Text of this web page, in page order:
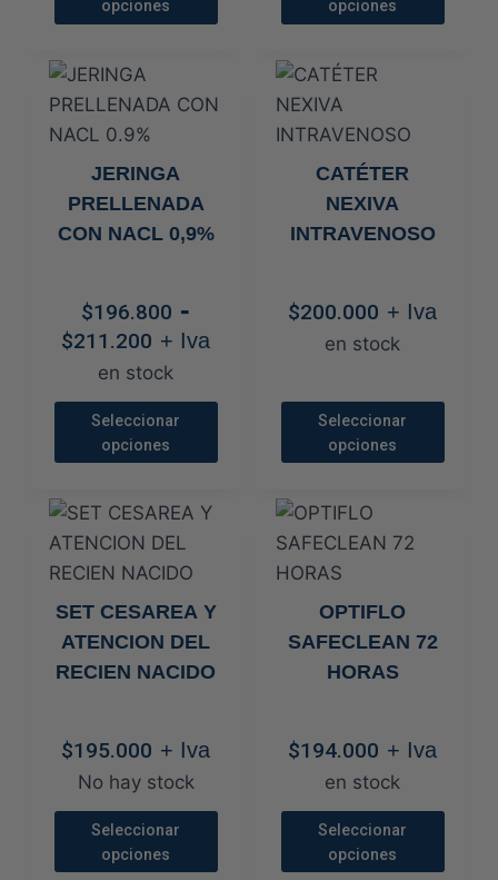
de
de
opciones
producto
tiene
múltiples
Las
opciones
se
elegir
en
la
página
de
producto
opciones
producto
múltiples
variantes.
Las
opciones
se
elegir
en
página
de
producto
JERINGA
PRELLENADA
CON NACL 0,9%
$196.800 -
$211.200 Rango
de
precios:
desde
$196.800
$211.200
+ Iva
en stock
Seleccionar
opciones
producto
tiene
múltiples
elegir
en
la
página
de
CATÉTER
NEXIVA
INTRAVENOSO
$200.000 + Iva
en stock
Seleccionar
opciones
producto
tiene
elegir
en
la
página
de
SET CESAREA Y
ATENCION DEL
RECIEN NACIDO
$195.000 + Iva
No hay stock
Seleccionar
opciones
OPTIFLO
SAFECLEAN 72
HORAS
$194.000 + Iva
en stock
Seleccionar
opciones